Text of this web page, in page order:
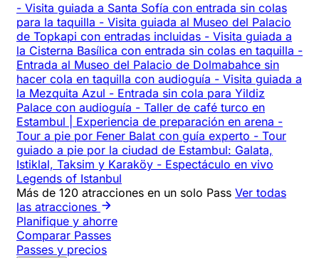
- Visita guiada a Santa Sofía con entrada sin colas
para la taquilla - Visita guiada al Museo del Palacio
de Topkapi con entradas incluidas - Visita guiada a
la Cisterna Basílica con entrada sin colas en taquilla -
Entrada al Museo del Palacio de Dolmabahce sin
hacer cola en taquilla con audioguía - Visita guiada a
la Mezquita Azul - Entrada sin cola para Yildiz
Palace con audioguía - Taller de café turco en
Estambul | Experiencia de preparación en arena -
Tour a pie por Fener Balat con guía experto - Tour
guiado a pie por la ciudad de Estambul: Galata,
Istiklal, Taksim y Karaköy - Espectáculo en vivo
Legends of Istanbul
Más de 120 atracciones en un solo Pass Ver todas
las atracciones
Planifique y ahorre
Comparar Passes
Passes y precios